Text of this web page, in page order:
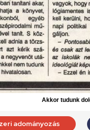
Akkor tudunk